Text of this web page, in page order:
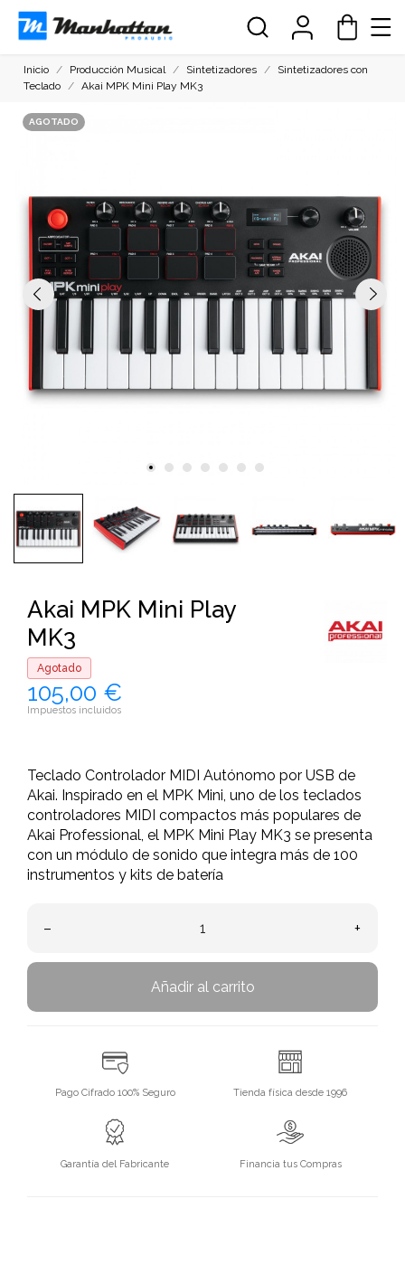
Inicio Producción Musical Sintetizadores
Sintetizadores con
Teclado
Akai MPK Mini Play MK3
AGOTADO
Akai MPK Mini Play
MK3
Agotado
105,00 €
Impuestos incluidos
Teclado Controlador MIDI Autónomo por USB de
Akai. Inspirado en el MPK Mini, uno de los teclados
controladores MIDI compactos más populares de
Akai Professional, el MPK Mini Play MK3 se presenta
con un módulo de sonido que integra más de 100
instrumentos y kits de batería
– +
Añadir al carrito
Pago Cifrado 100% Seguro Tienda física desde 1996
Garantía del Fabricante Financia tus Compras